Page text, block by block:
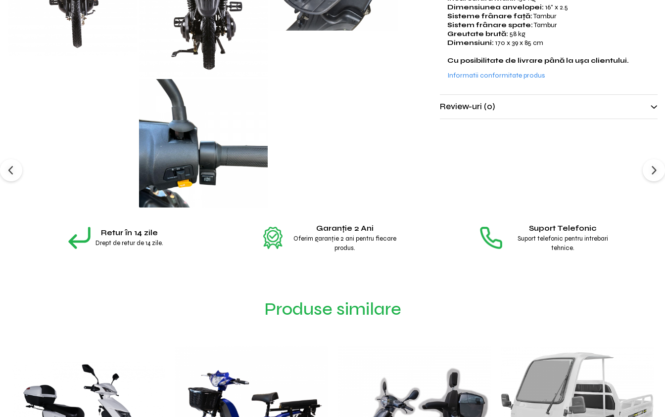
Dimensiunea anvelopei: 16" x 2.5
Sisteme frânare față:Tambur
Sistem frânare spate:Tambur
Greutate brută: 58 kg
Dimensiuni: 170 x 39 x 85 cm
Cu posibilitate de livrare până la ușa clientului.
Informatii conformitate produs
Review-uri (0)
Retur în 14 zile
Drept de retur de 14 zile.
Garanție 2 Ani
Oferim garanție 2 ani pentru fiecare
produs.
Suport Telefonic
Suport telefonic pentru intrebari
tehnice.
Produse similare